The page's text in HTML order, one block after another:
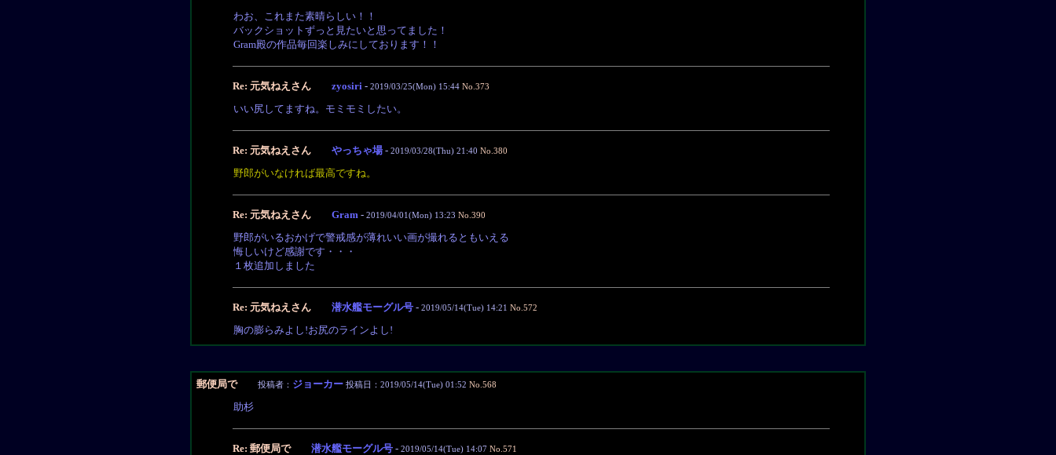
わお、これまた素晴らしい！！
バックショットずっと見たいと思ってました！
Gram殿の作品毎回楽しみにしております！！
Re: 元気ねえさん zyosiri - 2019/03/25(Mon) 15:44 No.373
いい尻してますね。モミモミしたい。
Re: 元気ねえさん やっちゃ場- 2019/03/28(Thu) 21:40 No.380
野郎がいなければ最高ですね。
Re: 元気ねえさん Gram - 2019/04/01(Mon) 13:23 No.390
野郎がいるおかげで警戒感が薄れいい画が撮れるともいえる
悔しいけど感謝です・・・
１枚追加しました
Re: 元気ねえさん 潜水艦モーグル号 - 2019/05/14(Tue) 14:21 No.572
胸の膨らみよし!お尻のラインよし!
郵便局で 投稿者： ジョーカー 投稿日：2019/05/14(Tue) 01:52 No.568
助杉
Re: 郵便局で 潜水艦モーグル号 - 2019/05/14(Tue) 14:07 No.571